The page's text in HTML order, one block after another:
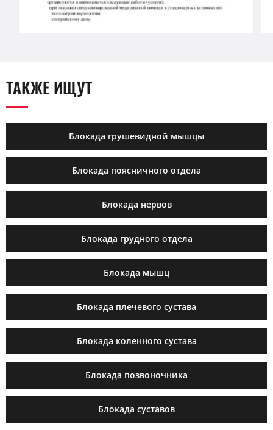
ТАКЖЕ ИЩУТ
Блокада грушевидной мышцы
Блокада поясничного отдела
Блокада нервов
Блокада грудного отдела
Блокада мышц
Блокада плечевого сустава
Блокада коленного сустава
Блокада позвоночника
Блокада суставов